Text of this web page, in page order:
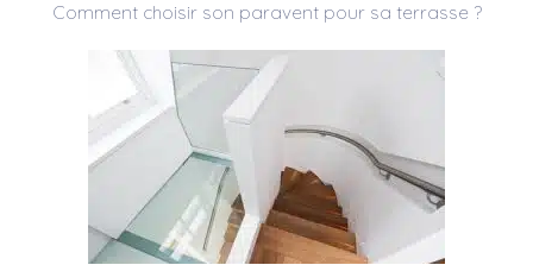
Comment choisir son paravent pour sa terrasse ?